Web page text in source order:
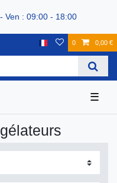
Ven : 09:00 - 18:00
0 0,00 €
☰